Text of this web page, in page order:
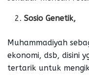
Sosio Genetik,
Muhammadiyah
ekonomi, dsb, disini
tertarik untuk